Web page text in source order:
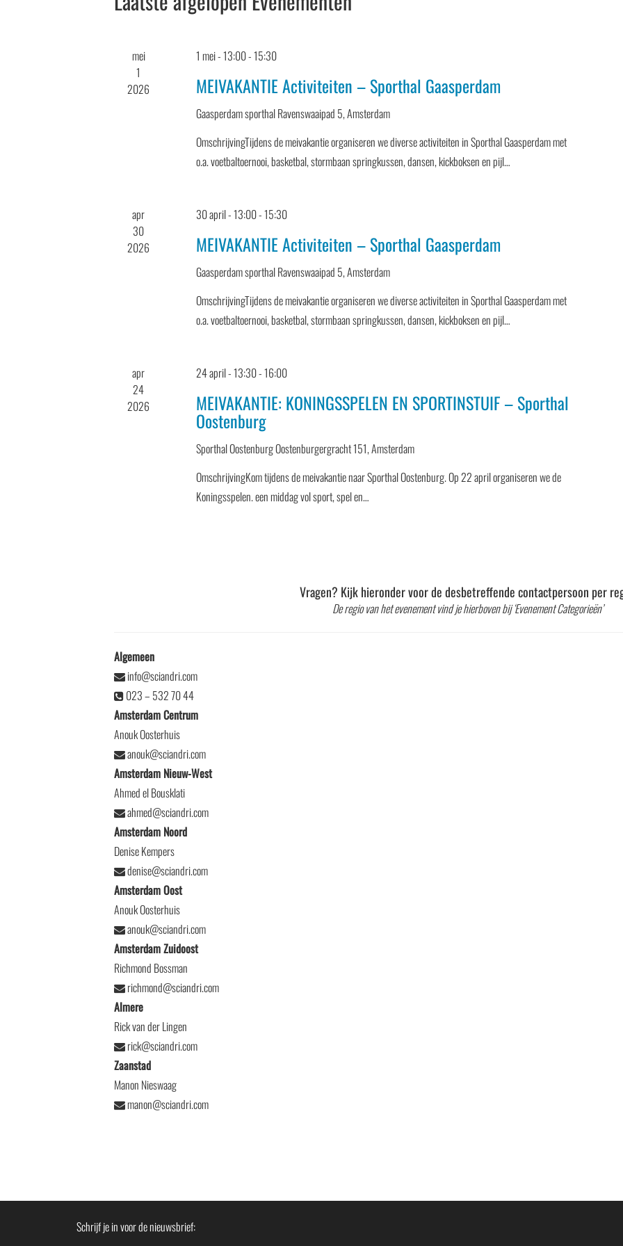
Evenementen
mei
1
2026
1 mei - 13:00-15:30
MEIVAKANTIE Activiteiten – Sporthal Gaasperdam
Gaasperdam sporthalRavenswaaipad 5, Amsterdam
OmschrijvingTijdens de meivakantie organiseren we diverse activiteiten in Sporthal Gaasperdam met
o.a. voetbaltoernooi, basketbal, stormbaan springkussen, dansen, kickboksen en pijl…
apr
30
2026
30 april - 13:00-15:30
MEIVAKANTIE Activiteiten – Sporthal Gaasperdam
Gaasperdam sporthalRavenswaaipad 5, Amsterdam
OmschrijvingTijdens de meivakantie organiseren we diverse activiteiten in Sporthal Gaasperdam met
o.a. voetbaltoernooi, basketbal, stormbaan springkussen, dansen, kickboksen en pijl…
apr
24
2026
24 april - 13:30-16:00
MEIVAKANTIE: KONINGSSPELEN EN SPORTINSTUIF – Sporthal
Oostenburg
Sporthal OostenburgOostenburgergracht 151, Amsterdam
OmschrijvingKom tijdens de meivakantie naar Sporthal Oostenburg. Op 22 april organiseren we de
Koningsspelen. een middag vol sport, spel en…
Vragen? Kijk hieronder voor de desbetreffende contactpersoon per
De regio van het evenement vind je hierboven bij ‘Evenement Categorieën’
Algemeen
info@sciandri.com
023 – 532 70 44
Amsterdam Centrum
Anouk Oosterhuis
anouk@sciandri.com
Amsterdam Nieuw-West
Ahmed el Bousklati
ahmed@sciandri.com
Amsterdam Noord
Denise Kempers
denise@sciandri.com
Amsterdam Oost
Anouk Oosterhuis
anouk@sciandri.com
Amsterdam Zuidoost
Richmond Bossman
richmond@sciandri.com
Almere
Rick van der Lingen
rick@sciandri.com
Zaanstad
Manon Nieswaag
manon@sciandri.com
Schrijf je in voor de nieuwsbrief: